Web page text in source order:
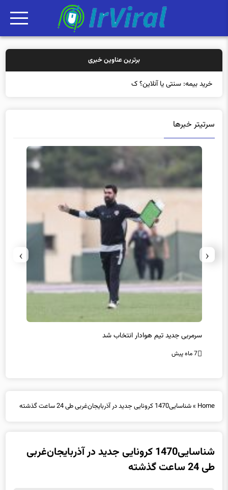
برترین عناوین خبری
خرید بیمه: سنتی یا آنلاین؟ کدامیک تجر
سرتیتر خبرها
سرمربی جدید تیم هوادار انتخاب شد
7 ماه پیش
‹
›
Home
»شناسایی1470 کرونایی جدید در آذربایجان‌غربی طی 24 ساعت گذشته
شناسایی1470 کرونایی جدید در آذربایجان‌غربی
طی 24 ساعت گذشته